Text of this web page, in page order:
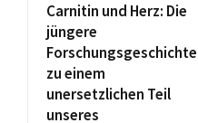
Carnitin und Herz: Die
jüngere
Forschungsgeschichte
zu einem
unersetzlichen Teil
unseres